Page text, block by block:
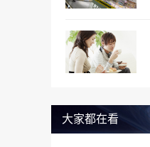
大家都在看